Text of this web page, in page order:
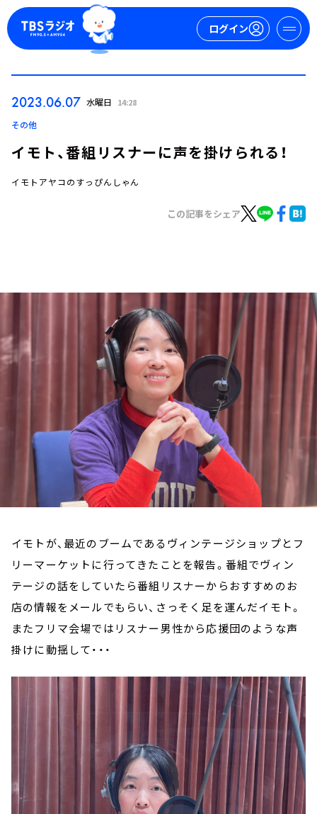
ログイン
トピックス
TBS Podcast
イベント・グッズ
YouTube
2023.06.07 水曜日 14:28
その他
イモト、番組リスナーに声を掛けられる！
イモトアヤコのすっぴんしゃん
この記事をシェア
イモトが、最近のブームであるヴィンテージショップとフ
リーマーケットに行ってきたことを報告。番組でヴィン
テージの話をしていたら番組リスナーからおすすめのお
店の情報をメールでもらい、さっそく足を運んだイモト。
またフリマ会場ではリスナー男性から応援団のような声
掛けに動揺して・・・